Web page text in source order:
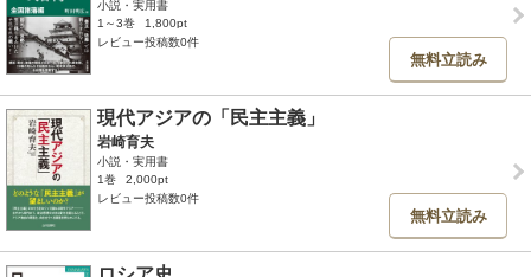
小説・実用書
1～3巻
1,800pt
レビュー投稿数0件
無料立読み
現代アジアの「民主主義」
岩崎育夫
小説・実用書
1巻
2,000pt
レビュー投稿数0件
無料立読み